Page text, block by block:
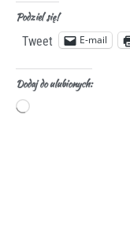
Podziel się!
Tweet E-mail
Dodaj do ulubionych: